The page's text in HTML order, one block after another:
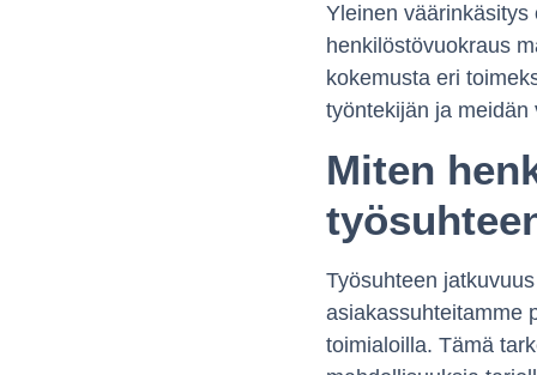
Yleinen väärinkäsitys
henkilöstövuokraus
kokemusta eri
työntekijän ja
Miten
Työsuhteen
asiakassuhteitamme
toimialoilla. Tämä